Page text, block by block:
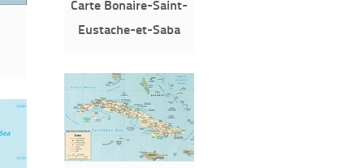
Carte Bonaire-Saint-
Eustache-et-Saba